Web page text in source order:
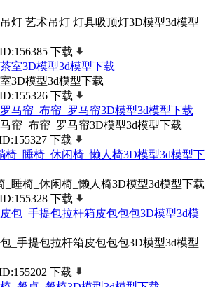
灯 艺术吊灯 灯具吸顶灯3D模型3d模型
ID:156385 下载
3D模型3d模型下载
ID:155326 下载
帘_布帘_罗马帘3D模型3d模型下载
下载
_睡椅_休闲椅_懒人椅3D模型3d模型下载
ID:155328 下载
_手提包拉杆箱皮包包包3D模型3d模型
下载